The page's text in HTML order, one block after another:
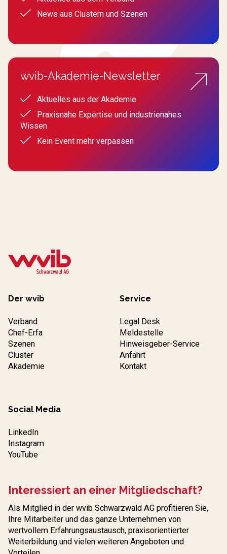
News aus Clustern und Szenen
wvib-Akademie-Newsletter
Aktuelles aus der Akademie
Praxisnahe Expertise und industrienahes
Wissen
Kein Event mehr verpassen
Der wvib
Verband
Chef-Erfa
Szenen
Cluster
Akademie
Service
Legal Desk
Meldestelle
Hinweisgeber-Service
Anfahrt
Kontakt
Social Media
LinkedIn
Instagram
YouTube
Interessiert an einer Mitgliedschaft?
Als Mitglied in der wvib Schwarzwald AG profitieren Sie,
Ihre Mitarbeiter und das ganze Unternehmen von
wertvollem Erfahrungs­austausch, praxisorientierter
Weiterbildung und vielen weiteren Angeboten und